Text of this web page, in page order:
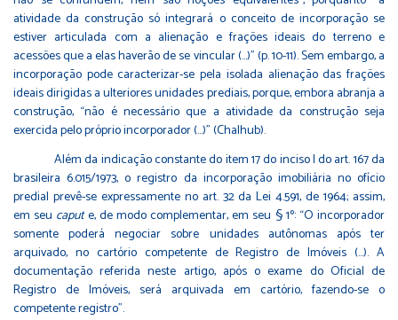
atividade da construção só integrará o conceito de incorporação se
estiver articulada com a alienação e frações ideais do terreno e
acessões que a elas haverão de se vincular (…)” (p. 10-11). Sem embargo, a
incorporação pode caracterizar-se pela isolada alienação das frações
ideais dirigidas a ulteriores unidades prediais, porque, embora abranja a
construção, “não é necessário que a atividade da construção seja
exercida pelo próprio incorporador (…)” (Chalhub).
Além da indicação constante do item 17 do inciso I do art. 167 da
brasileira 6.015/1973, o registro da incorporação imobiliária no ofício
predial prevê-se expressamente no art. 32 da Lei 4.591, de 1964; assim,
em seu capute, de modo complementar, em seu § 1º: “O incorporador
somente poderá negociar sobre unidades autônomas após ter
arquivado, no cartório competente de Registro de Imóveis (…). A
documentação referida neste artigo, após o exame do Oficial de
Registro de Imóveis, será arquivada em cartório, fazendo-se o
competente registro”.